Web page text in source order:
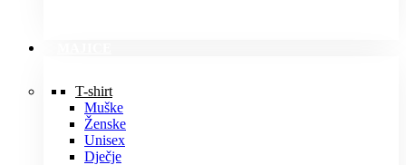
T-shirt
Muške
Ženske
Unisex
Dječje